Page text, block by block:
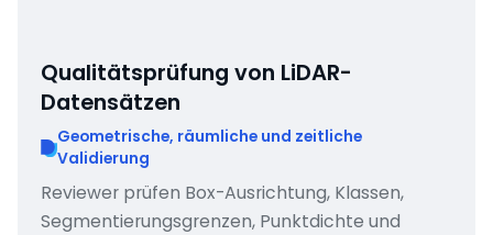
Qualitätsprüfung von LiDAR-
Datensätzen
Geometrische, räumliche und zeitliche
Validierung
Reviewer prüfen Box-Ausrichtung, Klassen,
Segmentierungsgrenzen, Punktdichte und